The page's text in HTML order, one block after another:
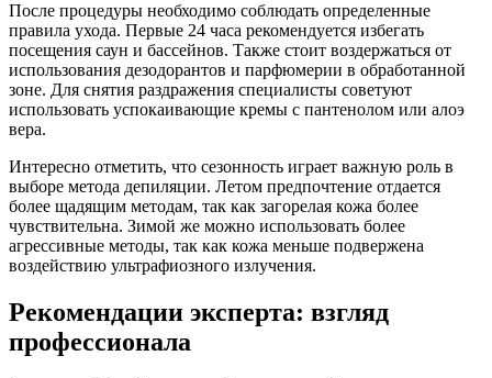
После процедуры необходимо соблюдать определенные
правила ухода. Первые 24 часа рекомендуется избегать
посещения саун и бассейнов. Также стоит воздержаться от
использования дезодорантов и парфюмерии в обработанной
зоне. Для снятия раздражения специалисты советуют
использовать успокаивающие кремы с пантенолом или алоэ
вера.
Интересно отметить, что сезонность играет важную роль в
выборе метода депиляции. Летом предпочтение отдается
более щадящим методам, так как загорелая кожа более
чувствительна. Зимой же можно использовать более
агрессивные методы, так как кожа меньше подвержена
воздействию ультрафиозного излучения.
Рекомендации эксперта: взгляд
профессионала